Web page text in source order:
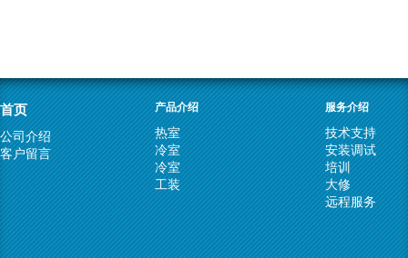
首页
公司介绍
客户留言
产品介绍
热室
冷室
冷室
工装
服务介绍
技术支持
安装调试
培训
大修
远程服务